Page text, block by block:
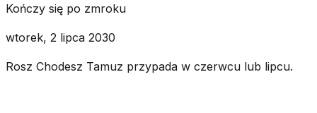
Kończy się po zmroku
wtorek, 2 lipca 2030
Rosz Chodesz Tamuz przypada w czerwcu lub lipcu.